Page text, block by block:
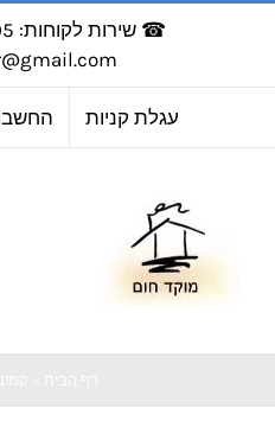
☎ שירות לקוחות: 1-700-55-95-95
עגלת קניות